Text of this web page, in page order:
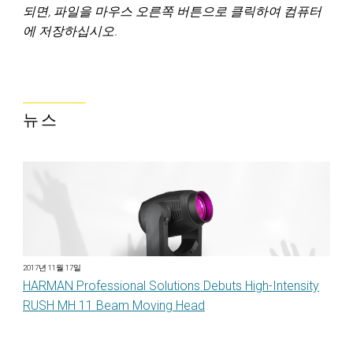
되면, 파일을 마우스 오른쪽 버튼으로 클릭하여 컴퓨터
에 저장하십시오.
뉴스
2017년 11월 17일
HARMAN Professional Solutions Debuts High-Intensity
RUSH MH 11 Beam Moving Head